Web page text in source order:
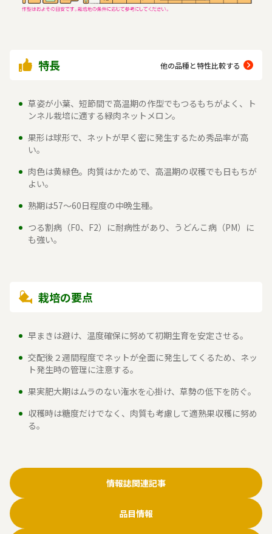
特長 他の品種と特性比較する
草姿が小葉、短節間で高温期の作型でもつるもちがよく、ト
ンネル栽培に適する緑肉ネットメロン。
果形は球形で、ネットが早く密に発生するため秀品率が高
い。
肉色は黄緑色。肉質はかためで、高温期の収穫でも日もちが
よい。
熟期は57～60日程度の中晩生種。
つる割病（F0、F2）に耐病性があり、うどんこ病（PM）に
も強い。
栽培の要点
早まきは避け、温度確保に努めて初期生育を安定させる。
交配後２週間程度でネットが全面に発生してくるため、ネッ
ト発生時の管理に注意する。
果実肥大期はムラのない潅水を心掛け、草勢の低下を防ぐ。
収穫時は糖度だけでなく、肉質も考慮して適熟果収穫に努め
る。
情報誌関連記事
品目情報